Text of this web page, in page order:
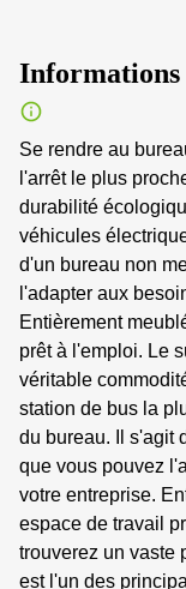
Informations
Se rendre au
l'arrêt le plus
durabilité
véhicules
d'un bureau non
l'adapter aux
Entièrement
prêt à l'emploi. Le
véritable
station de bus la
du bureau. Il s'agit
que vous pouvez
votre entreprise.
espace de travail
trouverez un vaste
est l'un des